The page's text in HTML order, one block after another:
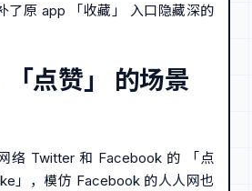
了原 app 「收藏」 入口隐藏深的
点赞」 的场景
络 Twitter 和 Facebook 的 「点
」，模仿 Facebook 的人人网也